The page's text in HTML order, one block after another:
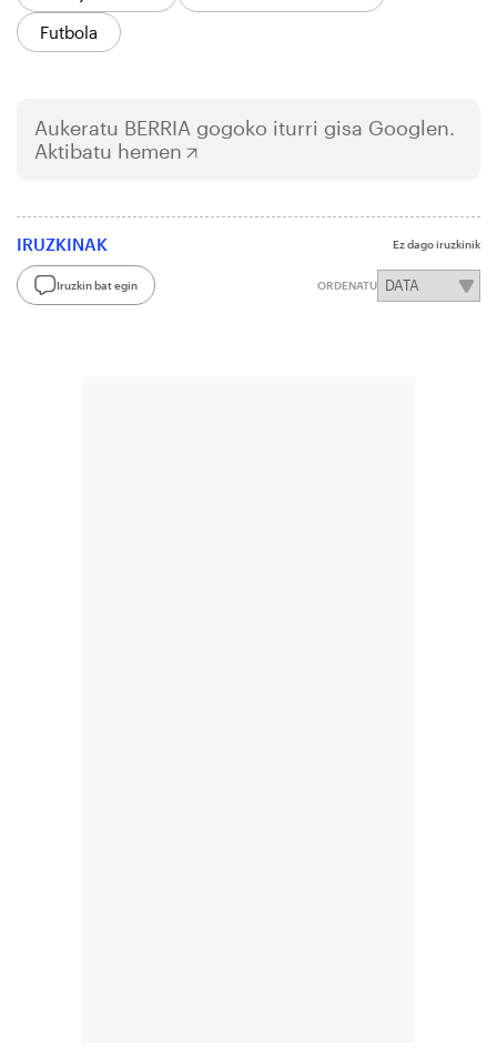
Futbola
Aukeratu BERRIA gogoko iturri gisa Googlen.
Aktibatu hemen
IRUZKINAK Ez dago iruzkinik
Iruzkin bat egin ORDENATU